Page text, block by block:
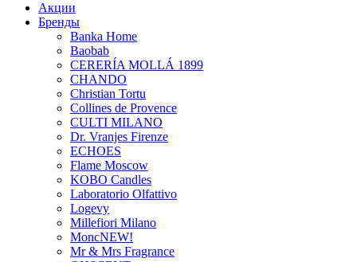
Акции
Бренды
Banka Home
Baobab
CERERÍA MOLLÁ 1899
CHANDO
Christian Tortu
Collines de Provence
CULTI MILANO
Dr. Vranjes Firenze
ECHOES
Flame Moscow
KOBO Candles
Laboratorio Olfattivo
Logevy
Millefiori Milano
MoncNEW!
Mr & Mrs Fragrance